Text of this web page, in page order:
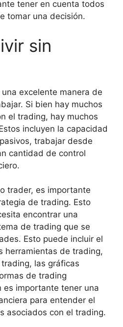
tener en cuenta todos
tomar una decisión.
sin
excelente manera de
Si bien hay muchos
el trading, hay muchos
incluyen la capacidad
trabajar desde
cantidad de control
trader, es importante
de trading. Esto
encontrar una
de trading que se
Esto puede incluir el
herramientas de trading,
las gráficas
de trading
es importante tener una
para entender el
asociados con el trading.